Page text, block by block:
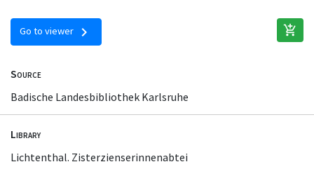
Go to viewer chevron_right add_shopping_cart
Source
Badische Landesbibliothek Karlsruhe
Library
Lichtenthal. Zisterzienserinnenabtei